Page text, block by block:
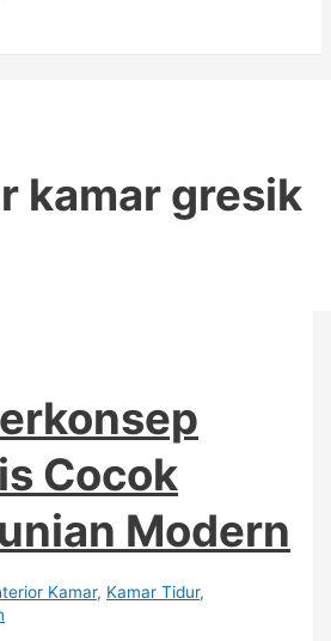
kamar gresik
Cocok
Modern
Kamar, Kamar Tidur,